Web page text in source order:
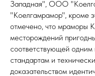
Западная", ООО
"Коелгамрамор", кроме
отмечено, что мраморы
месторождений
соответствующей
стандартам и
доказательством